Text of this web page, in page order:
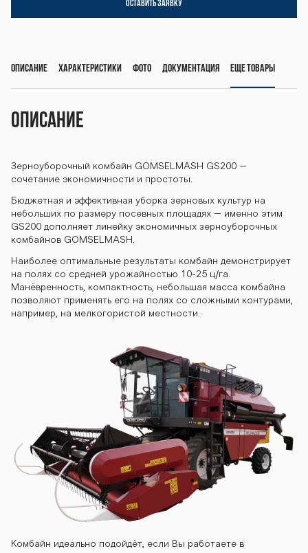
200 kombayn-
gs200 kombay
n-gs200 komb
ayn-gs200 ko
mbayn-gs200
kombayn-gs20
0 kombayn-gs
200 kombayn-
gs200 kombay
n-gs200 komb
ОСТАВИТЬ ЗАЯВКУ
Описание Характеристики Фото Документация Еще товары
Описание
Зерноуборочный комбайн GOMSELMASH GS200 –
сочетание экономичности и простоты.
Бюджетная и эффективная уборка зерновых культур на
небольших по размеру посевных площадях – именно этим
GS200 дополняет линейку экономичных зерноуборочных
комбайнов GOMSELMASH.
Наиболее оптимальные результаты комбайн демонстрирует
на полях со средней урожайностью 10-25 ц/га.
Манёвренность, компактность, небольшая масса комбайна
позволяют применять его на полях со сложными контурами,
например, на мелкогористой местности.
Комбайн идеально подойдёт, если Вы работаете в